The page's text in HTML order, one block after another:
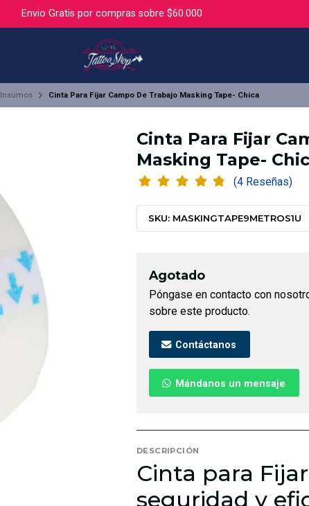
Envio Gratis por compras sobre $60.000
Insumos Cinta Para Fijar Campo De Trabajo Masking Tape- Chica
Cinta Para Fijar
Masking Tape-
(4 Reseñas)
SKU: MASKINGTAPE9METROS1U
Agotado
Póngase en contacto con
sobre este producto.
Contáctanos
Mándanos un mensaje
DESCRIPCIÓN
Cinta para
seguridad y